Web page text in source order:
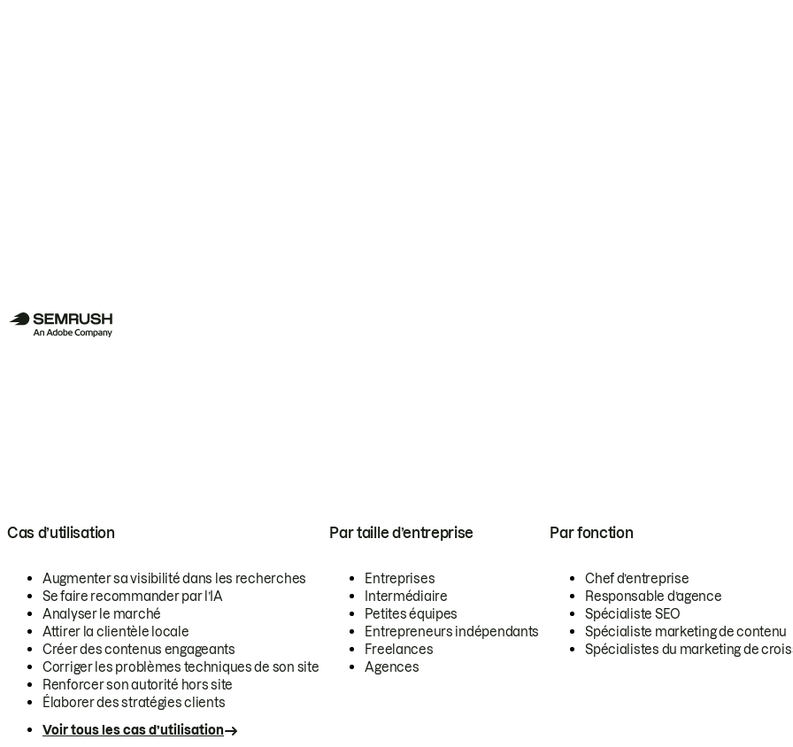
Cas d’utilisation
Augmenter sa visibilité dans les recherches
Se faire recommander par l’IA
Analyser le marché
Attirer la clientèle locale
Créer des contenus engageants
Corriger les problèmes techniques de son site
Renforcer son autorité hors site
Élaborer des stratégies clients
Voir tous les cas d’utilisation
Par taille d’entreprise
Entreprises
Intermédiaire
Petites équipes
Entrepreneurs indépendants
Freelances
Agences
Par fonction
Chef d’entreprise
Responsable d’agence
Spécialiste SEO
Spécialiste marketing de contenu
Spécialistes du marketing de